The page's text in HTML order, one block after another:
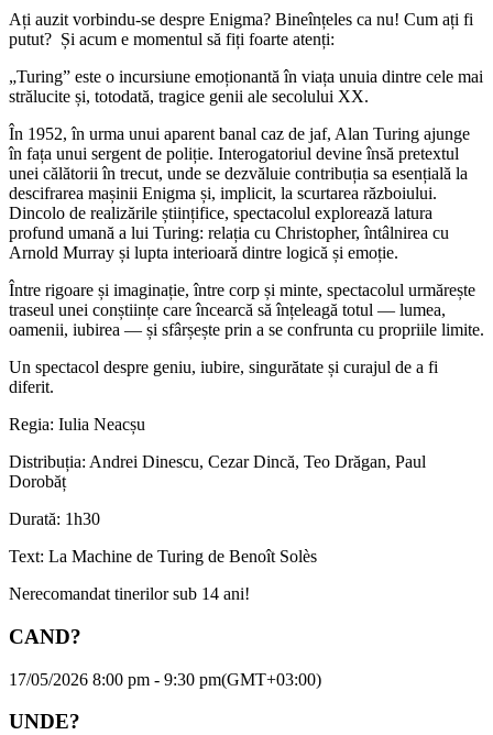
Ați auzit vorbindu-se despre Enigma? Bineînțeles ca nu! Cum ați fi
putut? Și acum e momentul să fiți foarte atenți:
„Turing” este o incursiune emoționantă în viața unuia dintre cele mai
strălucite și, totodată, tragice genii ale secolului XX.
În 1952, în urma unui aparent banal caz de jaf, Alan Turing ajunge
în fața unui sergent de poliție. Interogatoriul devine însă pretextul
unei călătorii în trecut, unde se dezvăluie contribuția sa esențială la
descifrarea mașinii Enigma și, implicit, la scurtarea războiului.
Dincolo de realizările științifice, spectacolul explorează latura
profund umană a lui Turing: relația cu Christopher, întâlnirea cu
Arnold Murray și lupta interioară dintre logică și emoție.
Între rigoare și imaginație, între corp și minte, spectacolul urmărește
traseul unei conștiințe care încearcă să înțeleagă totul — lumea,
oamenii, iubirea — și sfârșește prin a se confrunta cu propriile limite.
Un spectacol despre geniu, iubire, singurătate și curajul de a fi
diferit.
Regia: Iulia Neacșu
Distribuția: Andrei Dinescu, Cezar Dincă, Teo Drăgan, Paul
Dorobăț
Durată: 1h30
Text: La Machine de Turing de Benoît Solès
Nerecomandat tinerilor sub 14 ani!
CAND?
17/05/2026 8:00 pm - 9:30 pm(GMT+03:00)
UNDE?